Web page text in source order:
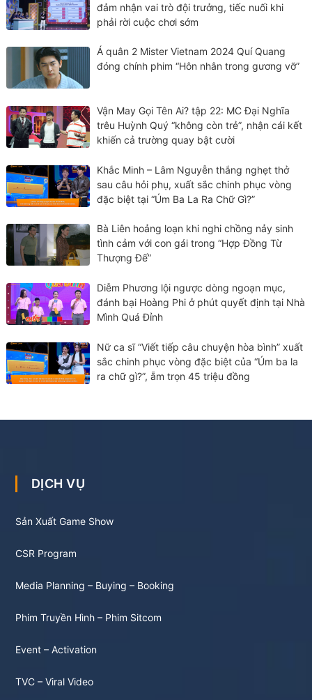
đảm nhận vai trò đội trưởng, tiếc nuối khi
phải rời cuộc chơi sớm
Á quân 2 Mister Vietnam 2024 Quí Quang
đóng chính phim “Hôn nhân trong gương vỡ”
Vận May Gọi Tên Ai? tập 22: MC Đại Nghĩa
trêu Huỳnh Quý “không còn trẻ”, nhận cái kết
khiến cả trường quay bật cười
Khắc Minh – Lâm Nguyễn thắng nghẹt thở
sau câu hỏi phụ, xuất sắc chinh phục vòng
đặc biệt tại “Úm Ba La Ra Chữ Gì?”
Bà Liên hoảng loạn khi nghi chồng nảy sinh
tình cảm với con gái trong “Hợp Đồng Từ
Thượng Đế”
Diễm Phương lội ngược dòng ngoạn mục,
đánh bại Hoàng Phi ở phút quyết định tại Nhà
Mình Quá Đỉnh
Nữ ca sĩ “Viết tiếp câu chuyện hòa bình” xuất
sắc chinh phục vòng đặc biệt của “Úm ba la
ra chữ gì?”, ẵm trọn 45 triệu đồng
DỊCH VỤ
Sản Xuất Game Show
CSR Program
Media Planning – Buying – Booking
Phim Truyền Hình – Phim Sitcom
Event – Activation
TVC – Viral Video